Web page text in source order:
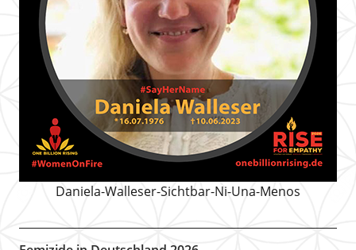
Daniela-Walleser-Sichtbar-Ni-Una-Menos